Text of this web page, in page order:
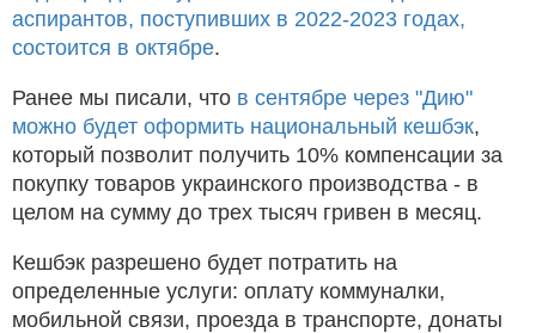
аспирантов, поступивших в 2022-2023 годах,
состоится в октябре.
Ранее мы писали, что в сентябре через "Дию"
можно будет оформить национальный кешбэк,
который позволит получить 10% компенсации за
покупку товаров украинского производства - в
целом на сумму до трех тысяч гривен в месяц.
Кешбэк разрешено будет потратить на
определенные услуги: оплату коммуналки,
мобильной связи, проезда в транспорте, донаты